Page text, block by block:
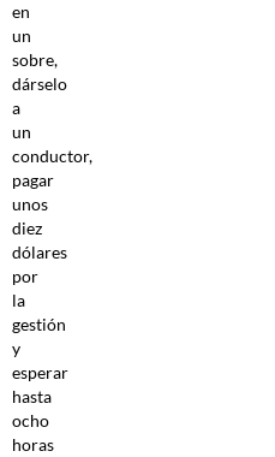
en
un
sobre,
dárselo
a
un
conductor,
pagar
unos
diez
dólares
por
la
gestión
y
esperar
hasta
ocho
horas